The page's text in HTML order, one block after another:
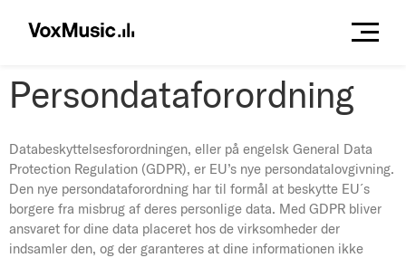
Persondataforordning
Databeskyttelsesforordningen, eller på engelsk General Data
Protection Regulation (GDPR), er EU’s nye persondatalovgivning.
Den nye persondataforordning har til formål at beskytte EU´s
borgere fra misbrug af deres personlige data. Med GDPR bliver
ansvaret for dine data placeret hos de virksomheder der
indsamler den, og der garanteres at dine informationen ikke